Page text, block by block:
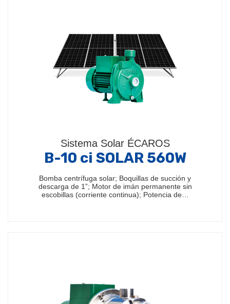
Sistema Solar ÉCAROS
B-10 ci SOLAR 560W
Bomba centrífuga solar; Boquillas de succión y
descarga de 1”; Motor de imán permanente sin
escobillas (corriente continua); Potencia de…